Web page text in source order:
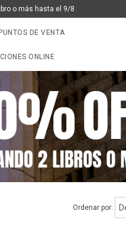
o más hasta el 9/8
PUNTOS DE VENTA
ONLINE
Ordenar por: